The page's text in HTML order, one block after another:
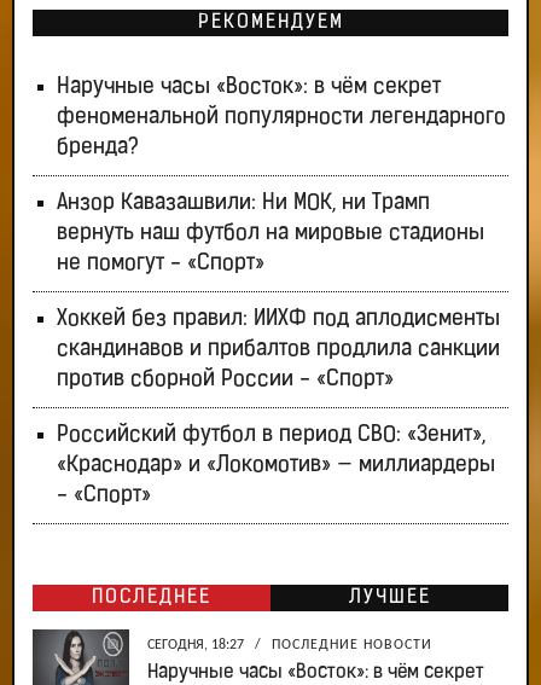
РЕКОМЕНДУЕМ
Наручные часы «Восток»: в чём секрет
феноменальной популярности легендарного
бренда?
Анзор Кавазашвили: Ни МОК, ни Трамп
вернуть наш футбол на мировые стадионы
не помогут - «Спорт»
Хоккей без правил: ИИХФ под аплодисменты
скандинавов и прибалтов продлила санкции
против сборной России - «Спорт»
Российский футбол в период СВО: «Зенит»,
«Краснодар» и «Локомотив» — миллиардеры
- «Спорт»
ПОСЛЕДНЕЕ ЛУЧШЕЕ
СЕГОДНЯ, 18:27 / ПОСЛЕДНИЕ НОВОСТИ
Наручные часы «Восток»: в чём секрет